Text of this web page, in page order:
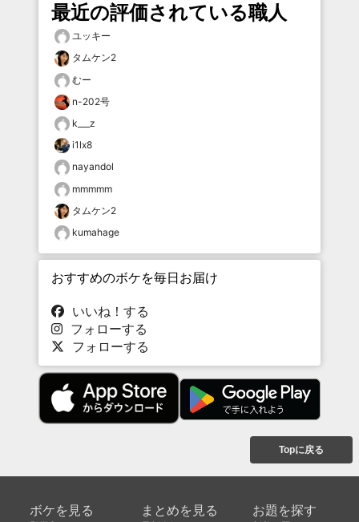
最近の評価されている職人
ユッキー
タムケン2
むー
n-202号
k___z
i1lx8
nayandol
mmmmm
タムケン2
kumahage
おすすめのボケを毎日お届け
いいね！する
フォローする
フォローする
Topに戻る
ボケを見る まとめを見る お題を探す